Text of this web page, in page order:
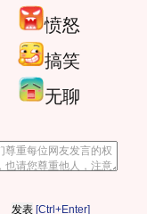
愤怒
搞笑
无聊
[Ctrl+Enter]